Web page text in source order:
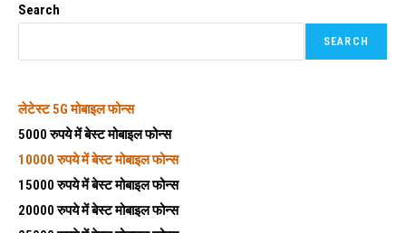
Search
SEARCH
लेटेस्ट5G मोबाइल फोन्स
5000 रुपये में बेस्ट मोबाइल फोन्स
10000 रुपये में बेस्ट मोबाइल फोन्स
15000 रुपये में बेस्ट मोबाइल फोन्स
20000 रुपये में बेस्ट मोबाइल फोन्स